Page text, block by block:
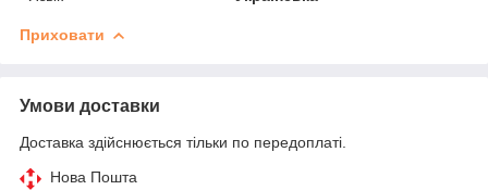
Приховати
Умови доставки
Доставка здійснюється тільки по передоплаті.
Нова Пошта